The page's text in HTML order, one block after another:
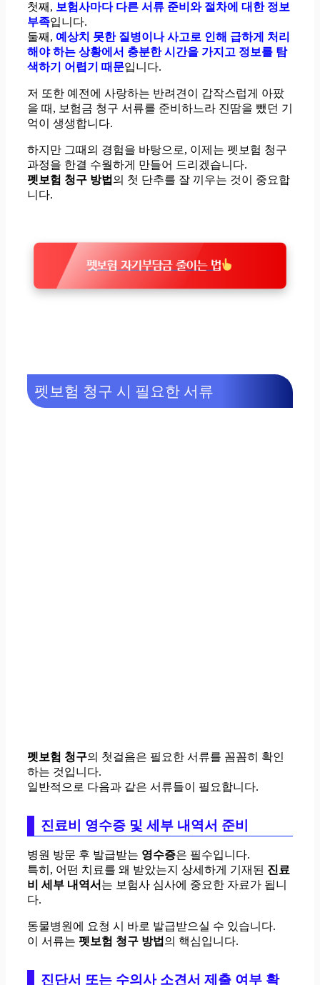
첫째, 보험사마다 다른 서류 준비와 절차에 대한 정보
부족입니다.
둘째, 예상치 못한 질병이나 사고로 인해 급하게 처리
해야 하는 상황에서 충분한 시간을 가지고 정보를 탐
색하기 어렵기 때문입니다.
저 또한 예전에 사랑하는 반려견이 갑작스럽게 아팠
을 때, 보험금 청구 서류를 준비하느라 진땀을 뺐던 기
억이 생생합니다.
하지만 그때의 경험을 바탕으로, 이제는 펫보험 청구
과정을 한결 수월하게 만들어 드리겠습니다.
펫보험 청구 방법 의 첫 단추를 잘 끼우는 것이 중요합
니다.
펫보험 자기부담금 줄이는 법
펫보험 청구 시 필요한 서류
펫보험 청구의 첫걸음은 필요한 서류를 꼼꼼히 확인
하는 것입니다.
일반적으로 다음과 같은 서류들이 필요합니다.
진료비 영수증 및 세부 내역서 준비
병원 방문 후 발급받는 영수증은 필수입니다.
특히, 어떤 치료를 왜 받았는지 상세하게 기재된 진료
비 세부 내역서 는 보험사 심사에 중요한 자료가 됩니
다.
동물병원에 요청 시 바로 발급받으실 수 있습니다.
이 서류는 펫보험 청구 방법 의 핵심입니다.
진단서 또는 수의사 소견서 제출 여부 확